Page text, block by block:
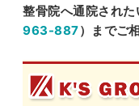
整骨院へ通院された
963-887）までご